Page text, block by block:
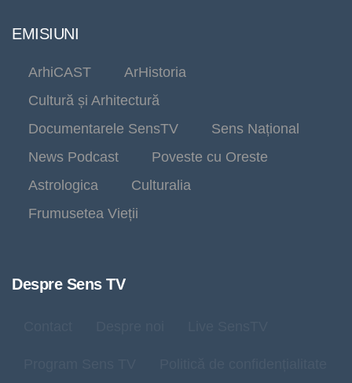
EMISIUNI
ArhiCAST
ArHistoria
Cultură și Arhitectură
Documentarele SensTV
Sens Național
News Podcast
Poveste cu Oreste
Astrologica
Culturalia
Frumusetea Vieții
Despre Sens TV